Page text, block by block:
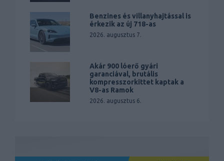
Benzines és villanyhajtással is
érkezik az új 718-as
2026. augusztus 7.
Akár 900 lóerő gyári
garanciával, brutális
kompresszorkittet kaptak a
V8-as Ramok
2026. augusztus 6.